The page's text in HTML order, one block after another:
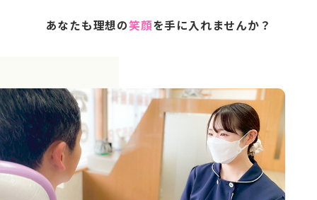
あなたも理想の笑顔を手に入れませんか？